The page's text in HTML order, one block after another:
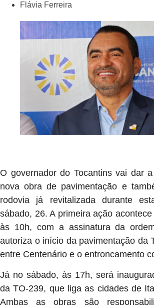
Flávia Ferreira
O governador do Tocantins vai dar
nova obra de pavimentação e
rodovia já revitalizada durante
sábado, 26. A primeira ação
às 10h, com a assinatura da
autoriza o início da pavimentação da
entre Centenário e o entroncamento
Já no sábado, às 17h, será
da TO-239, que liga as cidades de
Ambas as obras são